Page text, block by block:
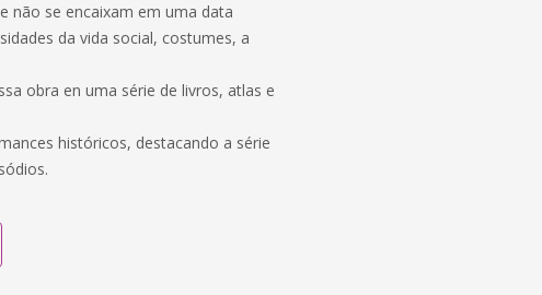
não se encaixam em uma data
da vida social, costumes, a
obra en uma série de livros, atlas e
históricos, destacando a série